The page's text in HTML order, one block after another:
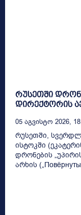
რუსეთში
დირექტორის
05 Აგვისტო 2026,
რუსეთში,
ისტოკში
დრონების
არხის